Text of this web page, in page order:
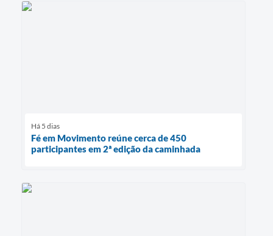
Há 5 dias
Fé em Movimento reúne cerca de 450
participantes em 2ª edição da caminhada